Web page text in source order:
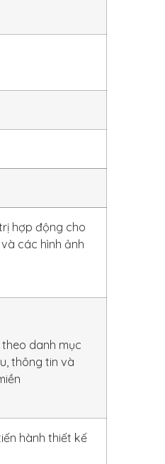
hợp động cho
các hình ảnh
danh mục
thông tin và
hành thiết kế